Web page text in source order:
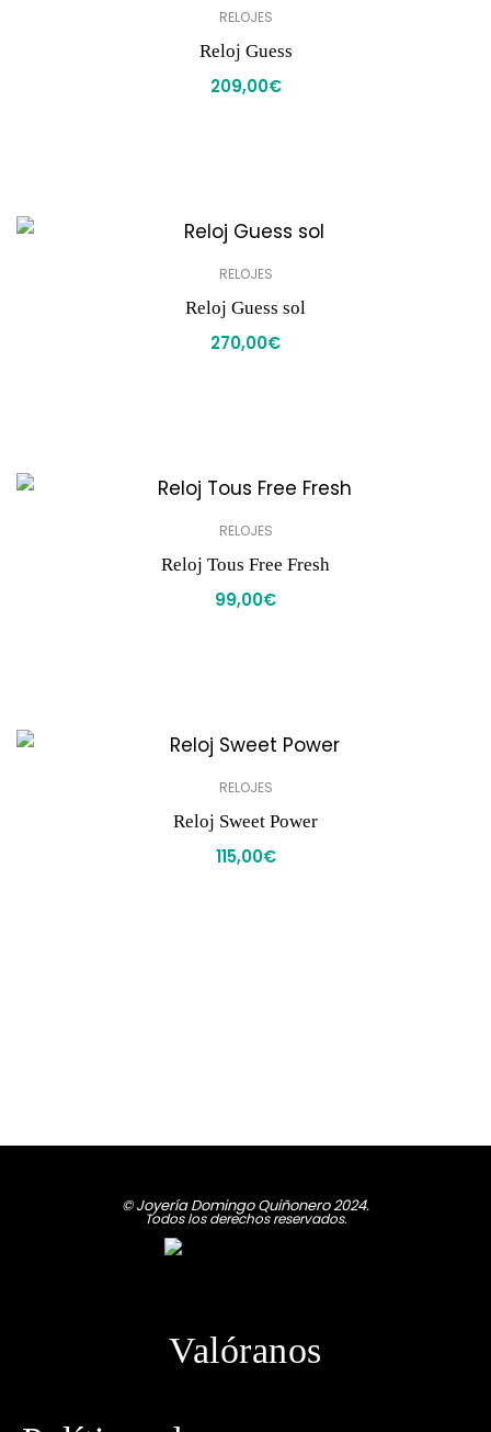
RELOJES
Reloj Guess
209,00€
RELOJES
Reloj Guess sol
270,00€
RELOJES
Reloj Tous Free Fresh
99,00€
RELOJES
Reloj Sweet Power
115,00€
© Joyería Domingo Quiñonero 2024.
Todos los derechos reservados.
Valóranos